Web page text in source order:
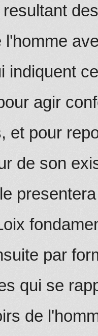
l'homme
indiquent
agir
et pour
de son
par
qui se
de